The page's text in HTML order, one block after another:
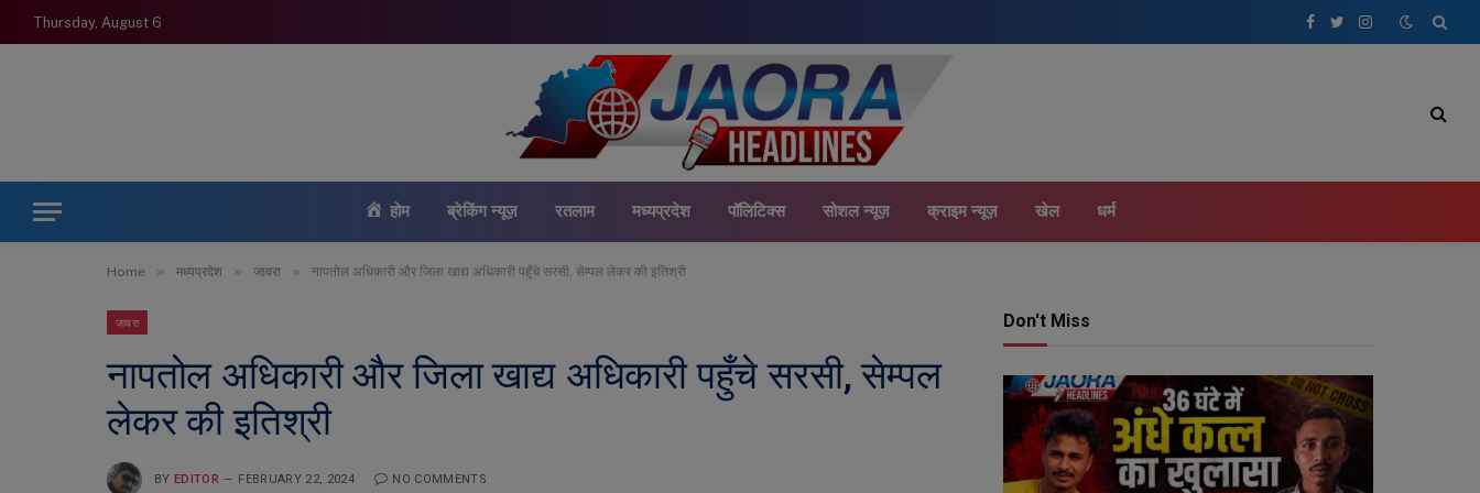
Thursday, August 6
Facebook
TwitterInstagram
होम ब्रेकिंग न्यूज़ रतलाम मध्यप्रदेश पॉलिटिक्स सोशल न्यूज़ क्राइम न्यूज़ खेल धर्म
Home » मध्यप्रदेश » जावरा » नापतोल अधिकारी और जिला खाद्य अधिकारी पहुँचे सरसी, सेम्पल लेकर की इतिश्री
जावरा
नापतोल अधिकारी और जिला खाद्य अधिकारी पहुँचे सरसी, सेम्पल
लेकर की इतिश्री
BY EDITOR FEBRUARY 22, 2024 NO COMMENTS
Don't Miss